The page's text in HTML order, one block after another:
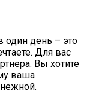
один день – это
Для вас
Вы хотите
ваша